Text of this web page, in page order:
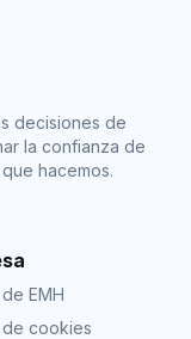
decisiones de
la confianza de
hacemos.
EMH
de cookies